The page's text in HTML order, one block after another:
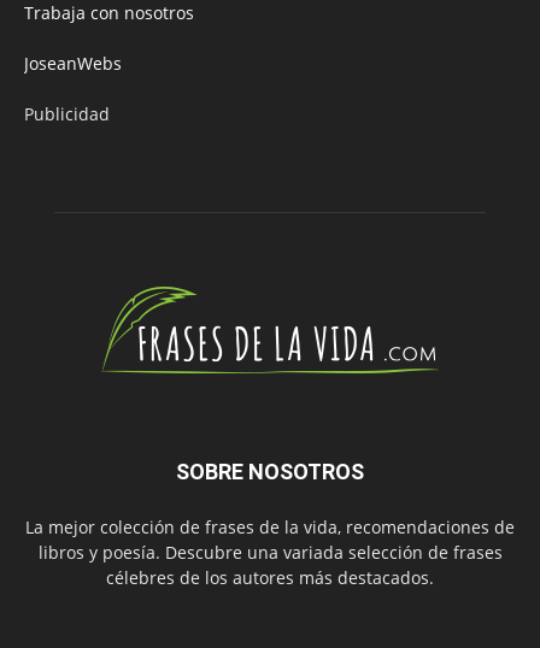
Trabaja con nosotros
JoseanWebs
Publicidad
SOBRE NOSOTROS
La mejor colección de frases de la vida, recomendaciones de
libros y poesía. Descubre una variada selección de frases
célebres de los autores más destacados.